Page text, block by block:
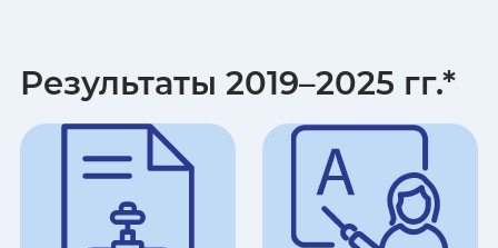
Республика Карелия
Кемеровская область
Кировская область
Результаты 2019–2025 гг.*